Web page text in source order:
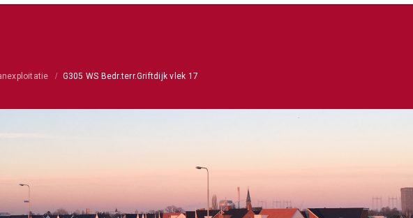
G305 WS Bedr.terr.Griftdijk vlek 17